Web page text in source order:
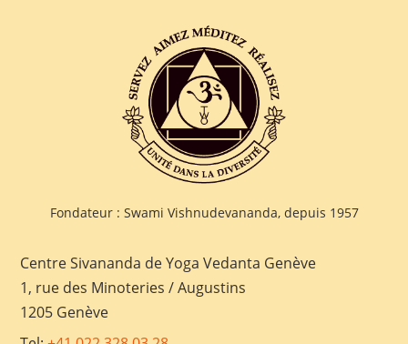
Fondateur : Swami Vishnudevananda, depuis 1957
Centre Sivananda de Yoga Vedanta Genève
1, rue des Minoteries / Augustins
1205 Genève